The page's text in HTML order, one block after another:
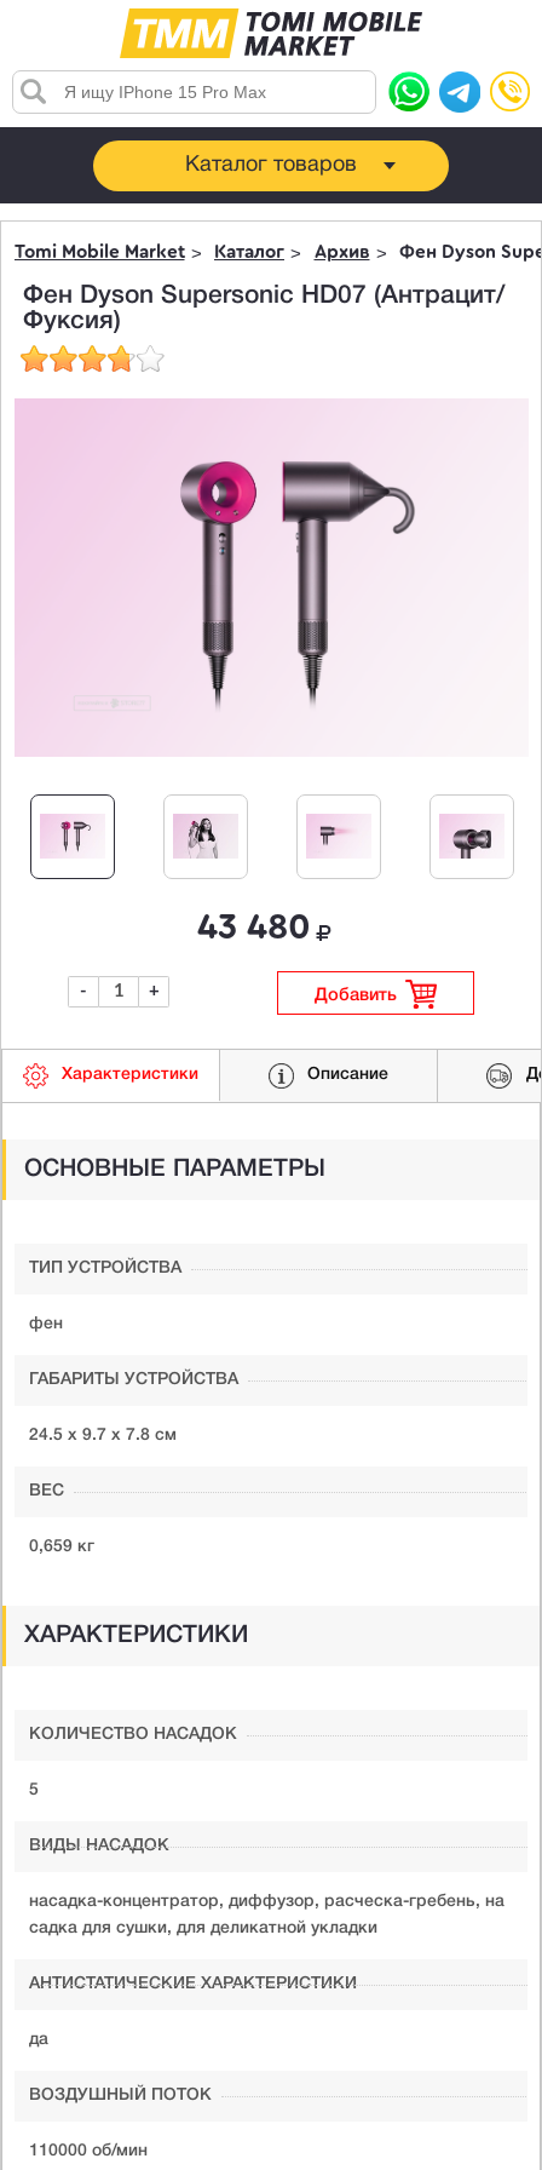
Каталог товаров
Tomi Mobile Market Каталог Архив Фен Dyson
Фен Dyson Supersonic HD07 (Антрацит/
Фуксия)
43 480
- + Добавить
Характеристики Описание
ОСНОВНЫЕ ПАРАМЕТРЫ
ТИП УСТРОЙСТВА
фен
ГАБАРИТЫ УСТРОЙСТВА
24.5 х 9.7 х 7.8 см
ВЕС
0,659 кг
ХАРАКТЕРИСТИКИ
КОЛИЧЕСТВО НАСАДОК
5
ВИДЫ НАСАДОК
насадка-концентратор, диффузор, расческа-гребень, на
садка для сушки, для деликатной укладки
АНТИСТАТИЧЕСКИЕ ХАРАКТЕРИСТИКИ
да
ВОЗДУШНЫЙ ПОТОК
110000 об/мин